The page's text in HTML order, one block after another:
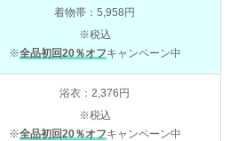
着物帯：5,958円
※税込
※全品初回20％オフキャンペーン中
浴衣：2,376円
※税込
※全品初回20％オフキャンペーン中